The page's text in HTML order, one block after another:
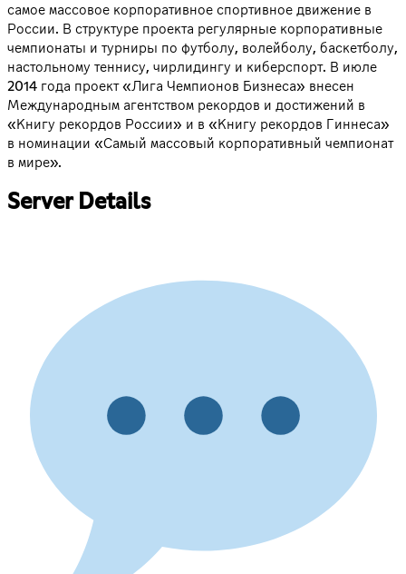
самое массовое корпоративное спортивное движение в
России. В структуре проекта регулярные корпоративные
чемпионаты и турниры по футболу, волейболу, баскетболу,
настольному теннису, чирлидингу и киберспорт. В июле
2014 года проект «Лига Чемпионов Бизнеса» внесен
Международным агентством рекордов и достижений в
«Книгу рекордов России» и в «Книгу рекордов Гиннеса»
в номинации «Самый массовый корпоративный чемпионат
в мире».
Server Details